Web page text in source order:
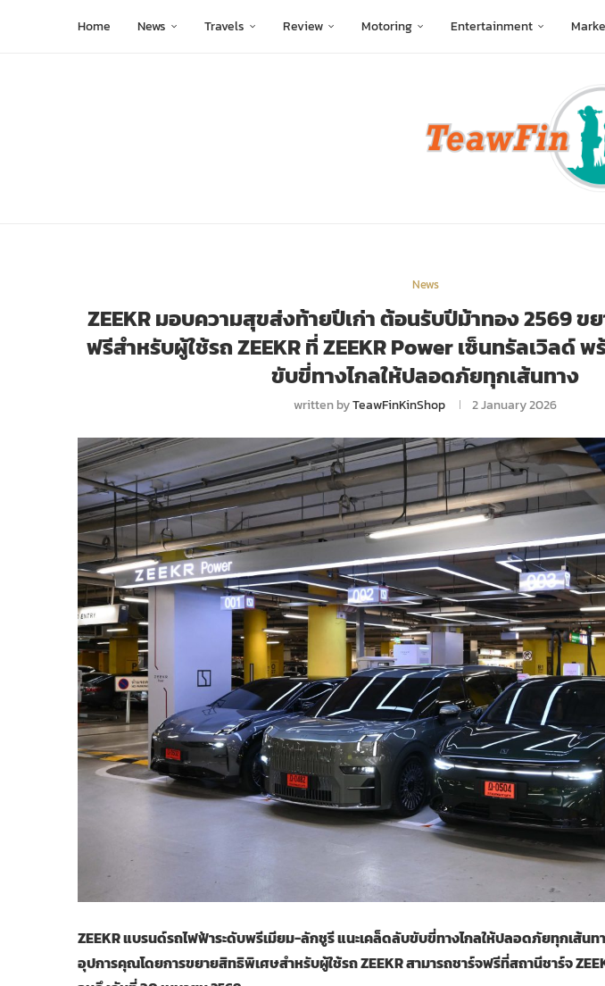
Home News Travels Review Motoring Entertainment
News
ZEEKR มอบความสุขส่งท้ายปีเก่า ต้อนรับปีม้าทอง 2569 ข
ฟรีสำหรับผู้ใช้รถ ZEEKR ที่ ZEEKR Power เซ็นทรัลเวิลด์
ขับขี่ทางไกลให้ปลอดภัยทุกเส้นทาง
written byTeawFinKinShop 2 January 2026
ZEEKR แบรนด์รถไฟฟ้าระดับพรีเมียม-ลักชูรี แนะเคล็ดลับขับขี่ทางไกลให้ปลอดภัยทุกเส้
อุปการคุณโดยการขยายสิทธิพิเศษสำหรับผู้ใช้รถ ZEEKR สามารถชาร์จฟรีที่สถานีชาร์จ